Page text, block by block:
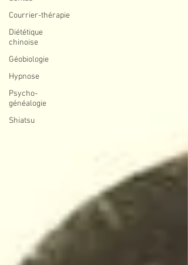
Courrier-thérapie
Diététique
chinoise
Géobiologie
Hypnose
Psycho-
généalogie
Shiatsu